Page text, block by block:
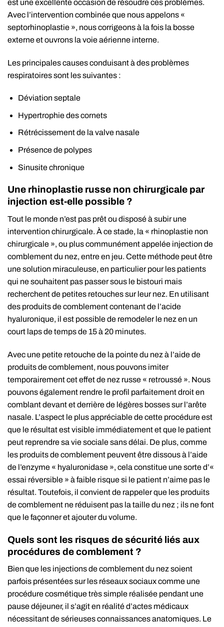
est une excellente occasion de résoudre ces problèmes.
Avec l’intervention combinée que nous appelons «
septorhinoplastie », nous corrigeons à la fois la bosse
externe et ouvrons la voie aérienne interne.
Les principales causes conduisant à des problèmes
respiratoires sont les suivantes :
Déviation septale
Hypertrophie des cornets
Rétrécissement de la valve nasale
Présence de polypes
Sinusite chronique
Une rhinoplastie russe non chirurgicale par
injection est-elle possible ?
Tout le monde n’est pas prêt ou disposé à subir une
intervention chirurgicale. À ce stade, la « rhinoplastie non
chirurgicale », ou plus communément appelée injection de
comblement du nez, entre en jeu. Cette méthode peut être
une solution miraculeuse, en particulier pour les patients
qui ne souhaitent pas passer sous le bistouri mais
recherchent de petites retouches sur leur nez. En utilisant
des produits de comblement contenant de l’acide
hyaluronique, il est possible de remodeler le nez en un
court laps de temps de 15 à 20 minutes.
Avec une petite retouche de la pointe du nez à l’aide de
produits de comblement, nous pouvons imiter
temporairement cet effet de nez russe « retroussé ». Nous
pouvons également rendre le profil parfaitement droit en
comblant devant et derrière de légères bosses sur l’arête
nasale. L’aspect le plus appréciable de cette procédure est
que le résultat est visible immédiatement et que le patient
peut reprendre sa vie sociale sans délai. De plus, comme
les produits de comblement peuvent être dissous à l’aide
de l’enzyme « hyaluronidase », cela constitue une sorte d’«
essai réversible » à faible risque si le patient n’aime pas le
résultat. Toutefois, il convient de rappeler que les produits
de comblement ne réduisent pas la taille du nez ; ils ne font
que le façonner et ajouter du volume.
Quels sont les risques de sécurité liés aux
procédures de comblement ?
Bien que les injections de comblement du nez soient
parfois présentées sur les réseaux sociaux comme une
procédure cosmétique très simple réalisée pendant une
pause déjeuner, il s’agit en réalité d’actes médicaux
nécessitant de sérieuses connaissances anatomiques. Le